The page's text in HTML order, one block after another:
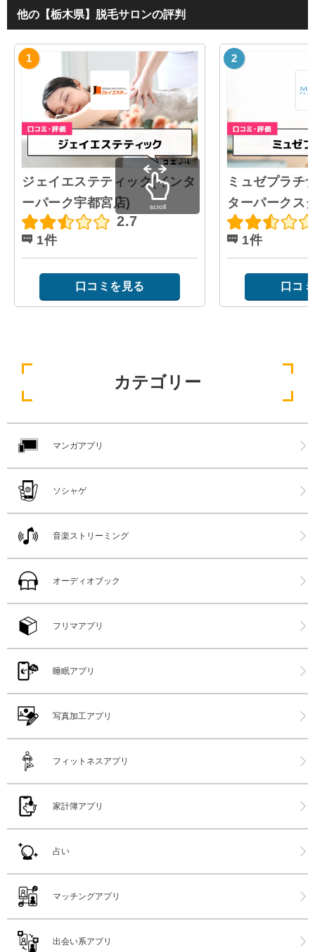
他の【栃木県】脱毛サロンの評判
ジェイエステティック(インタ
ーパーク宇都宮店)
2.7
1件
口コミを見る
ミュゼプラチ
ターパークス
1件
口コ
scroll
カテゴリー
マンガアプリ
ソシャゲ
音楽ストリーミング
オーディオブック
フリマアプリ
睡眠アプリ
写真加工アプリ
フィットネスアプリ
家計簿アプリ
占い
マッチングアプリ
出会い系アプリ